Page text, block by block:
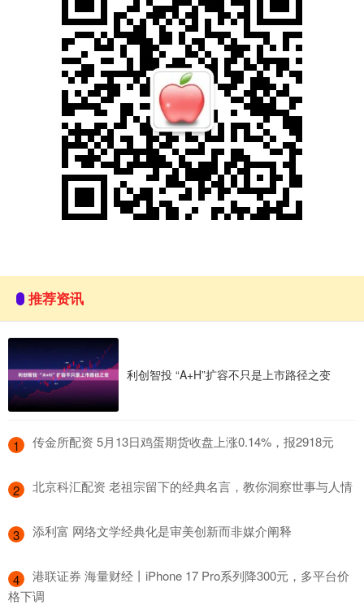
推荐资讯
利创智投 “A+H”扩容不只是上市路径之变
1 ​传金所配资 5月13日鸡蛋期货收盘上涨0.14%，报2918元
2 ​北京科汇配资 老祖宗留下的经典名言，教你洞察世事与人情
3 ​添利富 网络文学经典化是审美创新而非媒介阐释
4
​港联证券 海量财经丨iPhone 17 Pro系列降300元，多平台价
格下调